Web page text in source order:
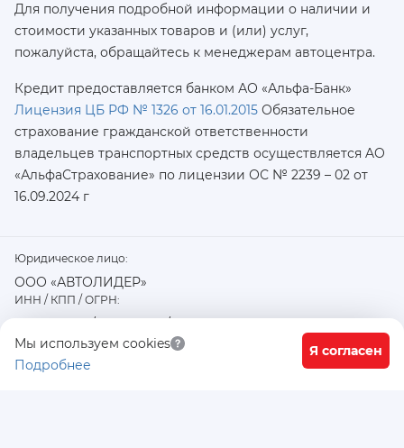
Мы используем cookies
Подробнее
Я согласен
Для получения подробной информации о наличии и
стоимости указанных товаров и (или) услуг,
пожалуйста, обращайтесь к менеджерам автоцентра.
Кредит предоставляется банком АО «Альфа-Банк»
Лицензия ЦБ РФ № 1326 от 16.01.2015 Обязательное
страхование гражданской ответственности
владельцев транспортных средств осуществляется AO
«АльфаСтрахование» по лицензии ОС № 2239 – 02 от
16.09.2024 г
Юридическое лицо:
ООО «АВТОЛИДЕР»
ИНН / КПП / ОГРН:
7726402915 / 772601001 / 1177746487918
Физический / юридический адрес:
117556, город Москва, Варшавское ш., д. 91 стр. 11